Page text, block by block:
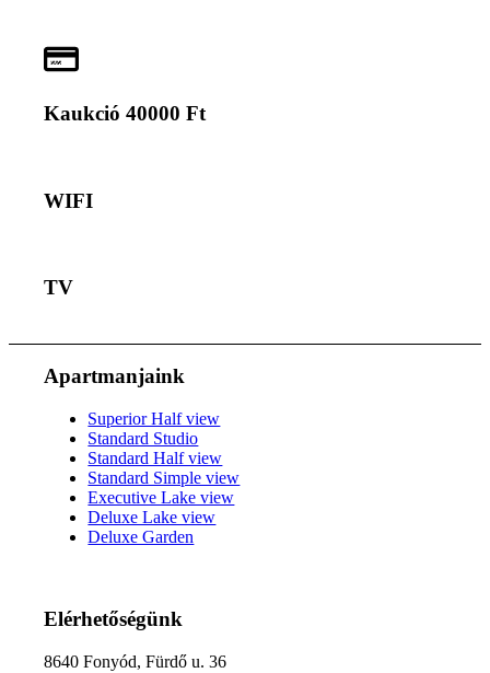
Kaukció 40000 Ft
WIFI
TV
Apartmanjaink
Superior Half view
Standard Studio
Standard Half view
Standard Simple view
Executive Lake view
Deluxe Lake view
Deluxe Garden
Elérhetőségünk
8640 Fonyód, Fürdő u. 36